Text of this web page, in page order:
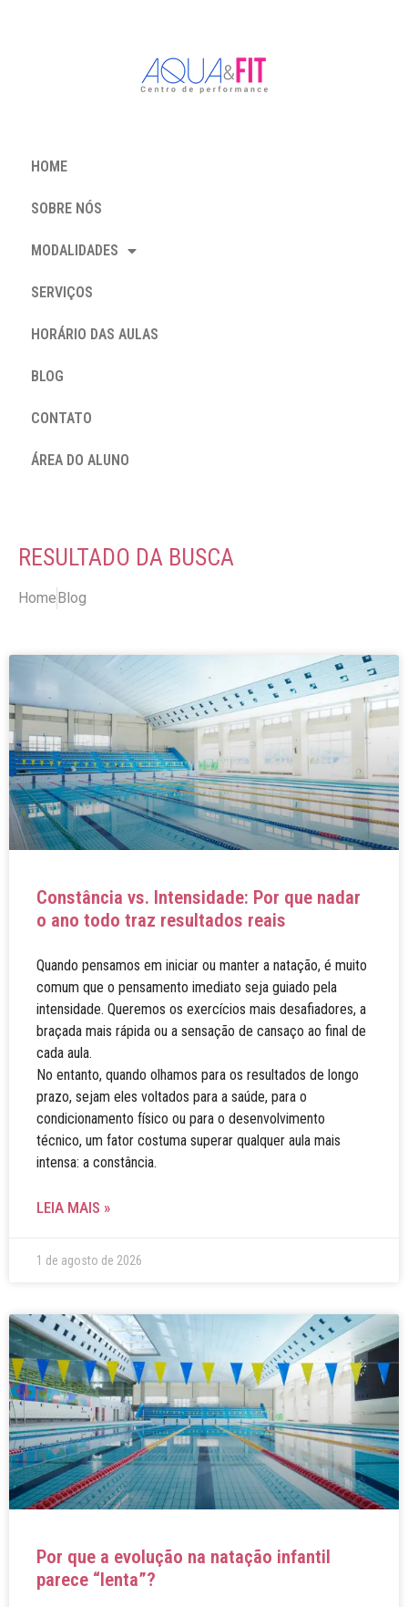
HOME
SOBRE NÓS
MODALIDADES
SERVIÇOS
HORÁRIO DAS AULAS
BLOG
CONTATO
ÁREA DO ALUNO
RESULTADO DA BUSCA
HomeBlog
Constância vs. Intensidade: Por que nadar
o ano todo traz resultados reais
Quando pensamos em iniciar ou manter a natação, é muito
comum que o pensamento imediato seja guiado pela
intensidade. Queremos os exercícios mais desafiadores, a
braçada mais rápida ou a sensação de cansaço ao final de
cada aula.
No entanto, quando olhamos para os resultados de longo
prazo, sejam eles voltados para a saúde, para o
condicionamento físico ou para o desenvolvimento
técnico, um fator costuma superar qualquer aula mais
intensa: a constância.
LEIA MAIS »
1 de agosto de 2026
Por que a evolução na natação infantil
parece “lenta”?